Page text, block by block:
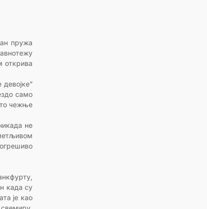
пружа
открива
само
чежње
не
када су
је као